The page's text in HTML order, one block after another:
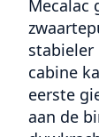
Mecalac
stabieler
cabine
eerste
aan de